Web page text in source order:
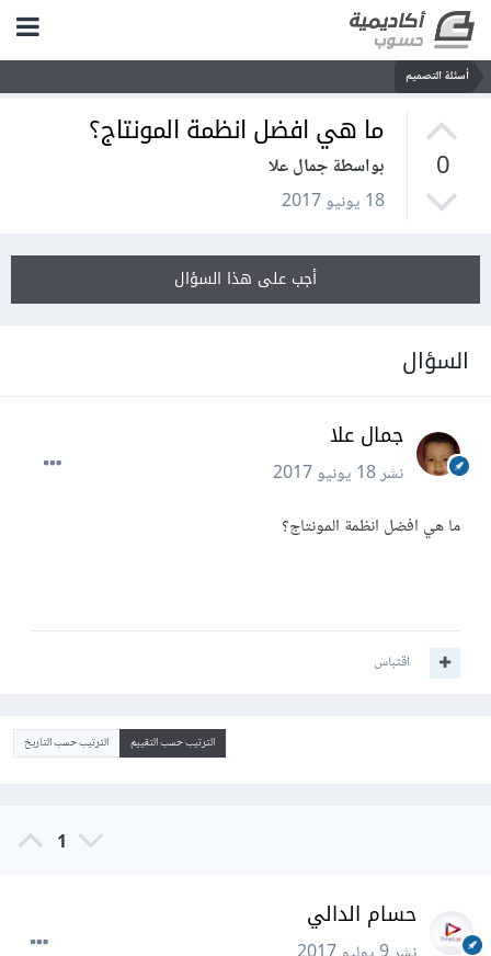
أسئلة التصميم
0
ما هي افضل انظمة المونتاج؟
بواسطة جمال علا
18 يونيو 2017
أجب على هذا السؤال
السؤال
جمال علا
نشر18 يونيو 2017
ما هي افضل انظمة المونتاج؟
اقتباس
الترتيب حسب التقييم الترتيب حسب التاريخ
1
حسام الدالي